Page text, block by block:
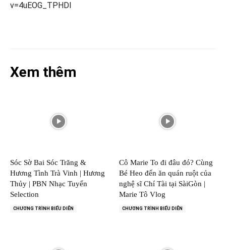
v=4uEOG_TPHDI
Xem thêm
Sóc Sờ Bai Sóc Trăng &
Hương Tình Trà Vinh | Hương
Thủy | PBN Nhạc Tuyển
Selection
CHƯƠNG TRÌNH BIỂU DIỄN
Cô Marie To đi đâu đó? Cùng
Bé Heo đến ăn quán ruột của
nghệ sĩ Chí Tài tại SàiGòn |
Marie Tô Vlog
CHƯƠNG TRÌNH BIỂU DIỄN